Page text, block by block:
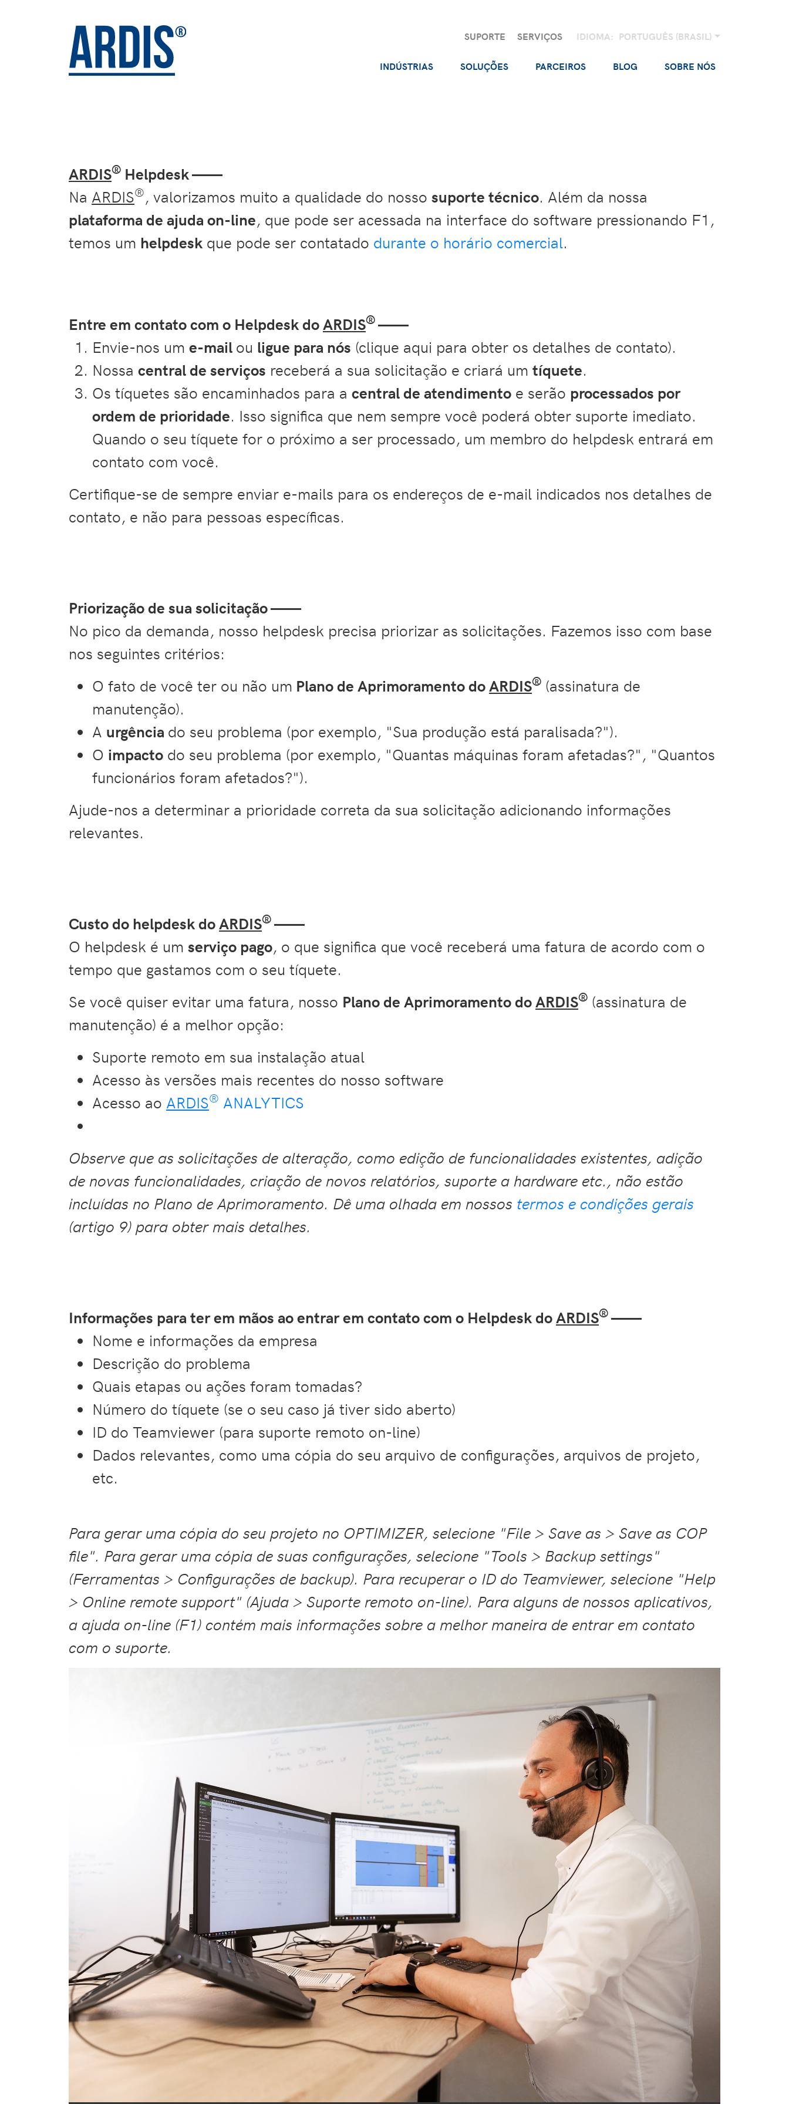
SUPORTE SERVIÇOS IDIOMA: PORTUGUÊS (BRASIL)
INDÚSTRIAS SOLUÇÕES PARCEIROS BLOG SOBRE NÓS
ARDIS® Helpdesk ——
Na ARDIS®, valorizamos muito a qualidade do nosso suporte técnico. Além da nossa
plataforma de ajuda on-line, que pode ser acessada na interface do software pressionando F1,
temos um helpdesk que pode ser contatado durante o horário comercial.
Entre em contato com o Helpdesk doARDIS®——
Envie-nos um e-mail ou ligue para nós (clique aqui para obter os detalhes de contato).
Nossa central de serviços receberá a sua solicitação e criará um tíquete.
Os tíquetes são encaminhados para a central de atendimento e serão processados por
ordem de prioridade. Isso significa que nem sempre você poderá obter suporte imediato.
Quando o seu tíquete for o próximo a ser processado, um membro do helpdesk entrará em
contato com você.
Certifique-se de sempre enviar e-mails para os endereços de e-mail indicados nos detalhes de
contato, e não para pessoas específicas.
Priorização de sua solicitação ——
No pico da demanda, nosso helpdesk precisa priorizar as solicitações. Fazemos isso com base
nos seguintes critérios:
O fato de você ter ou não um Plano de Aprimoramento doARDIS® (assinatura de
manutenção).
A urgência do seu problema (por exemplo, "Sua produção está paralisada?").
O impacto do seu problema (por exemplo, "Quantas máquinas foram afetadas?", "Quantos
funcionários foram afetados?").
Ajude-nos a determinar a prioridade correta da sua solicitação adicionando informações
relevantes.
Custo do helpdesk doARDIS®——
O helpdesk é um serviço pago, o que significa que você receberá uma fatura de acordo com o
tempo que gastamos com o seu tíquete.
Se você quiser evitar uma fatura, nosso Plano de Aprimoramento doARDIS® (assinatura de
manutenção) é a melhor opção:
Suporte remoto em sua instalação atual
Acesso às versões mais recentes do nosso software
Acesso ao ARDIS® ANALYTICS
Observe que as solicitações de alteração, como edição de funcionalidades existentes, adição
de novas funcionalidades, criação de novos relatórios, suporte a hardware etc., não estão
incluídas no Plano de Aprimoramento. Dê uma olhada em nossos termos e condições gerais
(artigo 9) para obter mais detalhes.
Informações para ter em mãos ao entrar em contato com o Helpdesk doARDIS®——
Nome e informações da empresa
Descrição do problema
Quais etapas ou ações foram tomadas?
Número do tíquete (se o seu caso já tiver sido aberto)
ID do Teamviewer (para suporte remoto on-line)
Dados relevantes, como uma cópia do seu arquivo de configurações, arquivos de projeto,
etc.
Para gerar uma cópia do seu projeto no OPTIMIZER, selecione "File > Save as > Save as COP
file". Para gerar uma cópia de suas configurações, selecione "Tools > Backup settings"
(Ferramentas > Configurações de backup). Para recuperar o ID do Teamviewer, selecione "Help
> Online remote support" (Ajuda > Suporte remoto on-line). Para alguns de nossos aplicativos,
a ajuda on-line (F1) contém mais informações sobre a melhor maneira de entrar em contato
com o suporte.